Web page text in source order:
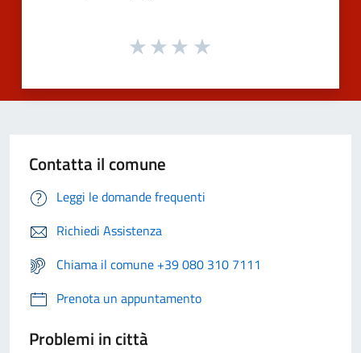
Contatta il comune
Leggi le domande frequenti
Richiedi Assistenza
Chiama il comune +39 080 310 7111
Prenota un appuntamento
Problemi in città